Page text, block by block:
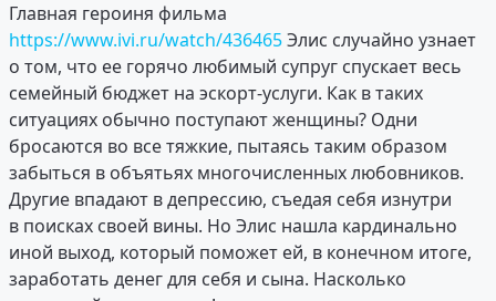
Главная героиня фильма
https://www.ivi.ru/watch/436465Элис случайно узнает
о том, что ее горячо любимый супруг спускает весь
семейный бюджет на эскорт-услуги. Как в таких
ситуациях обычно поступают женщины? Одни
бросаются во все тяжкие, пытаясь таким образом
забыться в объятьях многочисленных любовников.
Другие впадают в депрессию, съедая себя изнутри
в поисках своей вины. Но Элис нашла кардинально
иной выход, который поможет ей, в конечном итоге,
заработать денег для себя и сына. Насколько